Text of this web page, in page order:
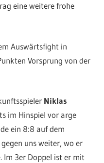
eine weitere frohe
Auswärtsfight in
Vorsprung von der
Niklas
im Hinspiel vor arge
ein 8:8 auf dem
uns weiter, wo er
3er Doppel ist er mit